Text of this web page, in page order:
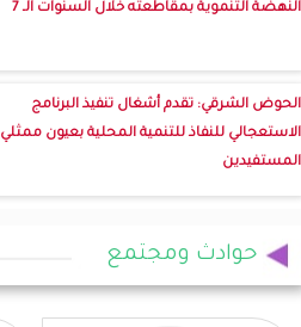
النهضة التنموية بمقاطعته خلال السنوات الـ 7
الحوض الشرقي: تقدم أشغال تنفيذ البرنامج
الاستعجالي للنفاذ للتنمية المحلية بعيون ممثلي
المستفيدين
حوادث ومجتمع